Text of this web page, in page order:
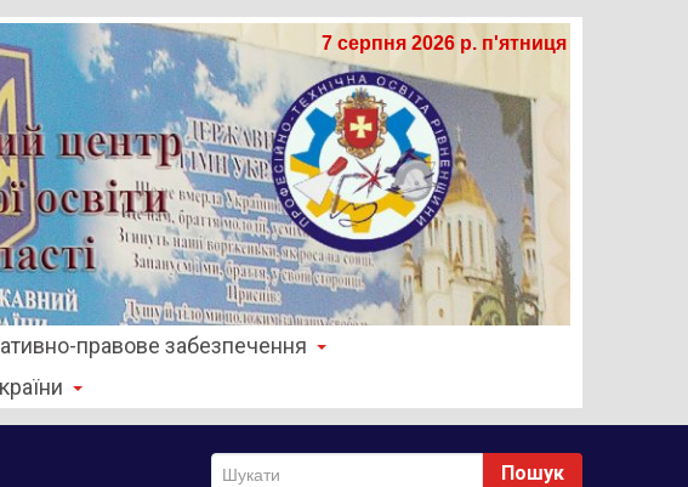
7 серпня 2026 р. п'ятниця
правове забезпечення
Пошук